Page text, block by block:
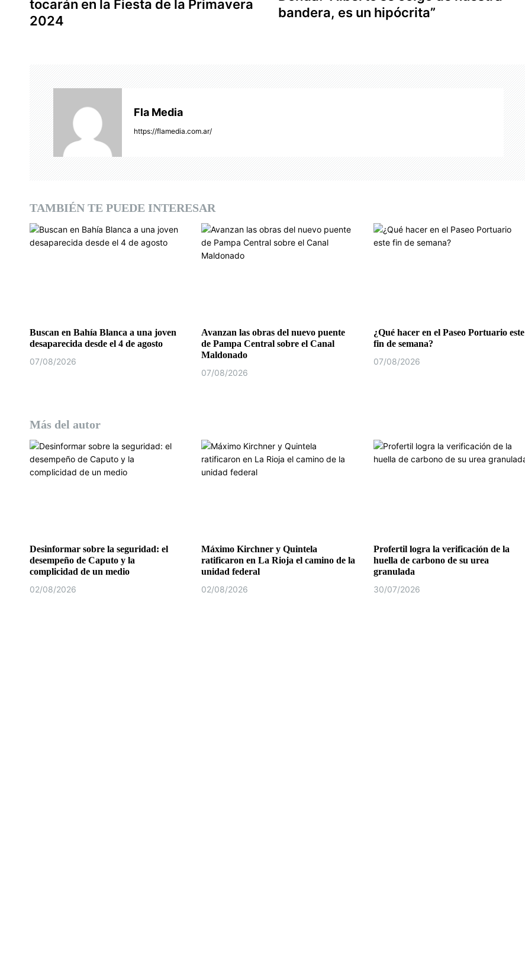
v
e
e
a
d
tocarán en la Fiesta de la Primavera
2024
bandera, es un hipócrita”
Fla Media
https://flamedia.com.ar/
TAMBIÉN TE PUEDE INTERESAR
Buscan en Bahía Blanca a una joven
desaparecida desde el 4 de agosto
07/08/2026
Avanzan las obras del nuevo puente
de Pampa Central sobre el Canal
Maldonado
07/08/2026
¿Qué hacer en el Paseo Portuario este
fin de semana?
07/08/2026
Más del autor
Desinformar sobre la seguridad: el
desempeño de Caputo y la
complicidad de un medio
02/08/2026
Máximo Kirchner y Quintela
ratificaron en La Rioja el camino de la
unidad federal
02/08/2026
Profertil logra la verificación de la
huella de carbono de su urea
granulada
30/07/2026